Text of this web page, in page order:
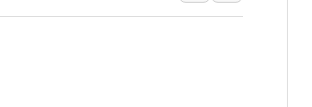
강릉·동해·삼척 시간당 최대 50㎜ 폭
폐기물 수거하다 참변…60대 환경미
서울 중랑구 주택가서 흉기 난동…60